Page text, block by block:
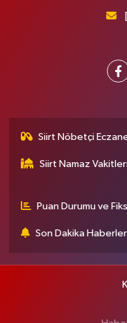
Siirt Nöbetçi
Siirt Namaz
Puan Durumu ve
Son Dakika